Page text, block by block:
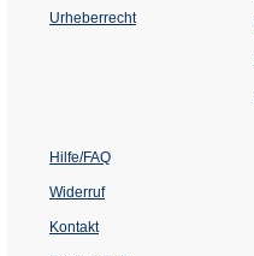
Urheberrecht
Hilfe/FAQ
Widerruf
Kontakt